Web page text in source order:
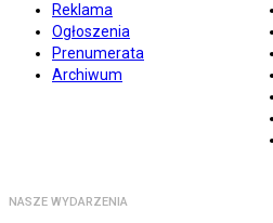
Reklama
Ogłoszenia
Prenumerata
Archiwum
NASZE WYDARZENIA